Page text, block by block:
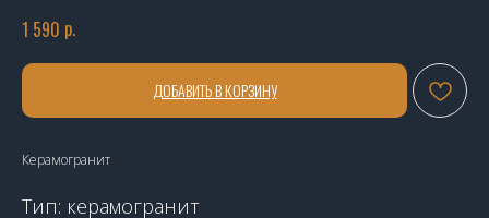
1 590 р.
ДОБАВИТЬ В КОРЗИНУ
Керамогранит
Тип: керамогранит